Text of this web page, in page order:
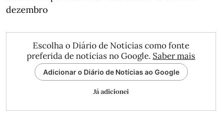
dezembro
Escolha o Diário de Notícias como fonte
preferida de notícias no Google. Saber mais
Adicionar o Diário de Notícias ao Google
Já adicionei